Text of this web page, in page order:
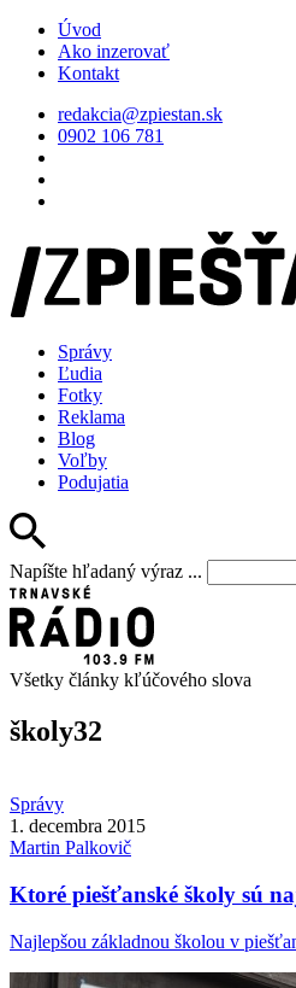
Úvod
Ako inzerovať
Kontakt
redakcia@zpiestan.sk
0902 106 781
Správy
Ľudia
Fotky
Reklama
Blog
Voľby
Podujatia
Napíšte hľadaný výraz ...
Všetky články kľúčového slova
školy32
Správy
1. decembra 2015
Martin Palkovič
Ktoré piešťanské školy sú
Najlepšou základnou školou v